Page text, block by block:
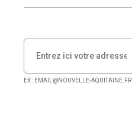
EX : EMAIL@NOUVELLE-AQUITAINE.FR